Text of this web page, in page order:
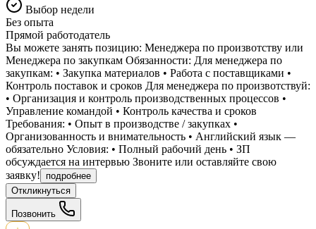
Выбор недели
Без опыта
Прямой работодатель
Вы можете занять позицию: Менеджера по произвотству или
Менеджера по закупкам Обязанности: Для менеджера по
закупкам: •⁠ ⁠Закупка материалов •⁠ ⁠Работа с поставщиками •⁠
⁠Контроль поставок и сроков Для менеджера по произвотствуй:
•⁠ ⁠Организация и контроль производственных процессов •⁠
⁠Управление командой •⁠ ⁠Контроль качества и сроков
Требования: •⁠ ⁠Опыт в производстве / закупках •⁠
⁠Организованность и внимательность •⁠ ⁠Английский язык —
обязательно Условия: •⁠ ⁠Полный рабочий день •⁠ ⁠ЗП
обсуждается на интервью Звоните или оставляйте свою
заявку!
подробнее
Откликнуться
Позвонить